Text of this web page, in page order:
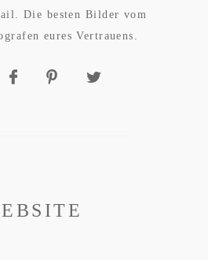
Die besten Bilder vom
eures Vertrauens.